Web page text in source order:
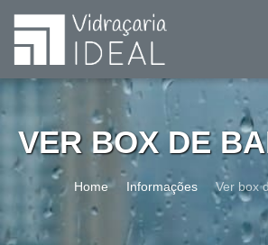
VER BOX DE
Home Informações Ver box